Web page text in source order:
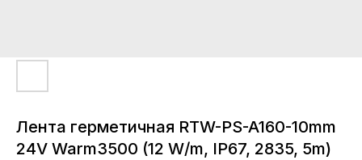
Лента герметичная RTW-PS-A160-10mm
24V Warm3500 (12 W/m, IP67, 2835, 5m)